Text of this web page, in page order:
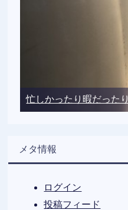
忙しかったり暇だったり
メタ情報
ログイン
投稿フィード